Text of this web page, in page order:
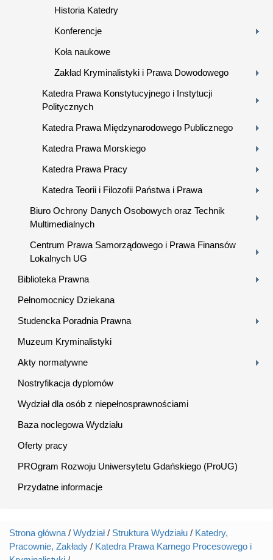
Historia Katedry
Konferencje
Koła naukowe
Zakład Kryminalistyki i Prawa Dowodowego
Katedra Prawa Konstytucyjnego i Instytucji
Politycznych
Katedra Prawa Międzynarodowego Publicznego
Katedra Prawa Morskiego
Katedra Prawa Pracy
Katedra Teorii i Filozofii Państwa i Prawa
Biuro Ochrony Danych Osobowych oraz Technik
Multimedialnych
Centrum Prawa Samorządowego i Prawa Finansów
Lokalnych UG
Biblioteka Prawna
Pełnomocnicy Dziekana
Studencka Poradnia Prawna
Muzeum Kryminalistyki
Akty normatywne
Nostryfikacja dyplomów
Wydział dla osób z niepełnosprawnościami
Baza noclegowa Wydziału
Oferty pracy
PROgram Rozwoju Uniwersytetu Gdańskiego (ProUG)
Przydatne informacje
Jesteś tutaj
Strona główna / Wydział/ Struktura Wydziału / Katedry,
Pracownie, Zakłady / Katedra Prawa Karnego Procesowego i